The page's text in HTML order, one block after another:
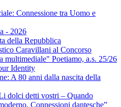
Connessione tra Uomo e
- 2026
della Repubblica
Caravillani al Concorso
multimediale" Poetiamo, a.s. 25/26
Identity
A 80 anni dalla nascita della
dolci detti vostri – Quando
Connessioni dantesche”